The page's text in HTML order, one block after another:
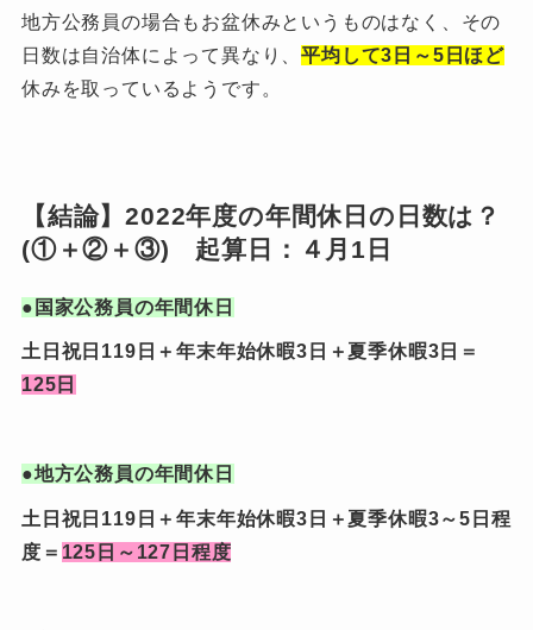
地方公務員の場合もお盆休みというものはなく、その
日数は自治体によって異なり、平均して3日～5日ほど
休みを取っているようです。
【結論】2022年度の年間休日の日数は？
(①＋②＋③) 起算日：４月1日
●国家公務員の年間休日
土日祝日119日＋年末年始休暇3日＋夏季休暇3日＝
125日
●地方公務員の年間休日
土日祝日119日＋年末年始休暇3日＋夏季休暇3～5日程
度＝ 125日～127日程度